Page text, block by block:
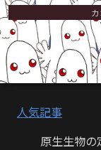
人気記事
原生生物の